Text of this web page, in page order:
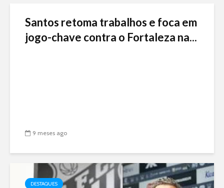
Santos retoma trabalhos e foca em
jogo-chave contra o Fortaleza na...
9 meses ago
DESTAQUES